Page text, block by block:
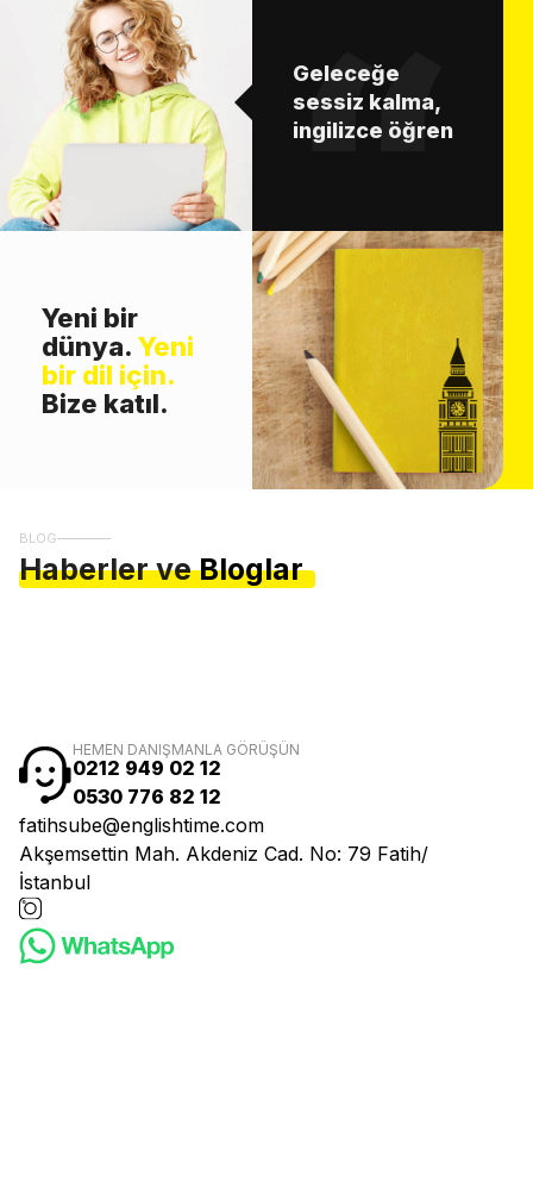
Geleceğe
sessiz kalma,
ingilizce öğren
Yeni bir
dünya. Yeni
bir dil için.
Bize katıl.
BLOG
Haberler ve Bloglar
HEMEN DANIŞMANLA GÖRÜŞÜN
0212 949 02 12
0530 776 82 12
fatihsube@englishtime.com
Akşemsettin Mah. Akdeniz Cad. No: 79 Fatih/
İstanbul